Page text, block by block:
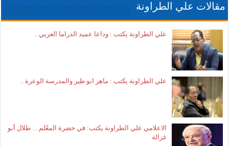
مقالات علي الطراونة
علي الطراونة يكتب : وداعا عميد الدراما العربي ..
علي الطراونة يكتب : ماهر ابو طير والمدرسة الوعرة ..
الاعلامي علي الطراونة يكتب: في حضرة المعّلم… طلال أبو
غزالة